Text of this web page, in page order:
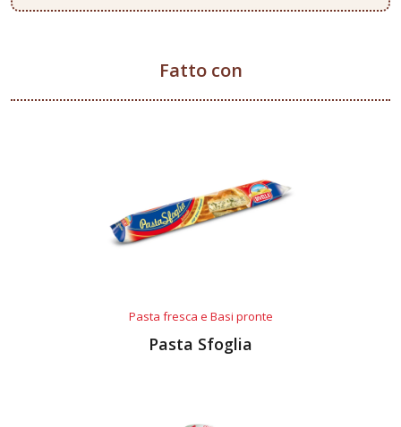
Fatto con
Pasta fresca e Basi pronte
Pasta Sfoglia